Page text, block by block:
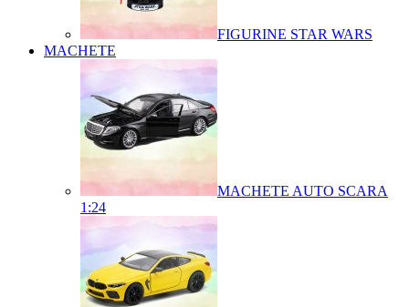
FIGURINE STAR WARS
MACHETE
MACHETE AUTO SCARA
1:24